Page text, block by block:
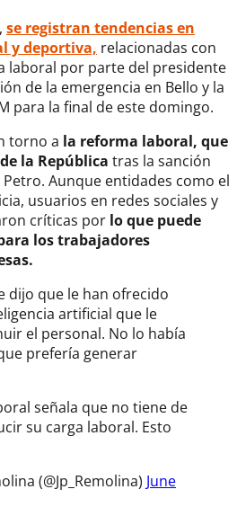
se registran tendencias en
y deportiva, relacionadas con
laboral por parte del presidente
de la emergencia en Bello y la
para la final de este domingo.
torno a la reforma laboral, que
la República tras la sanción
Aunque entidades como el
usuarios en redes sociales y
críticas por lo que puede
los trabajadores
dijo que le han ofrecido
artificial que le
el personal. No lo había
prefería generar
señala que no tiene de
su carga laboral. Esto
(@Jp_Remolina) June